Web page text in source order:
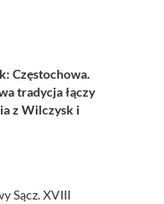
Częstochowa.
tradycja łączy
z Wilczysk i
Sącz. XVIII